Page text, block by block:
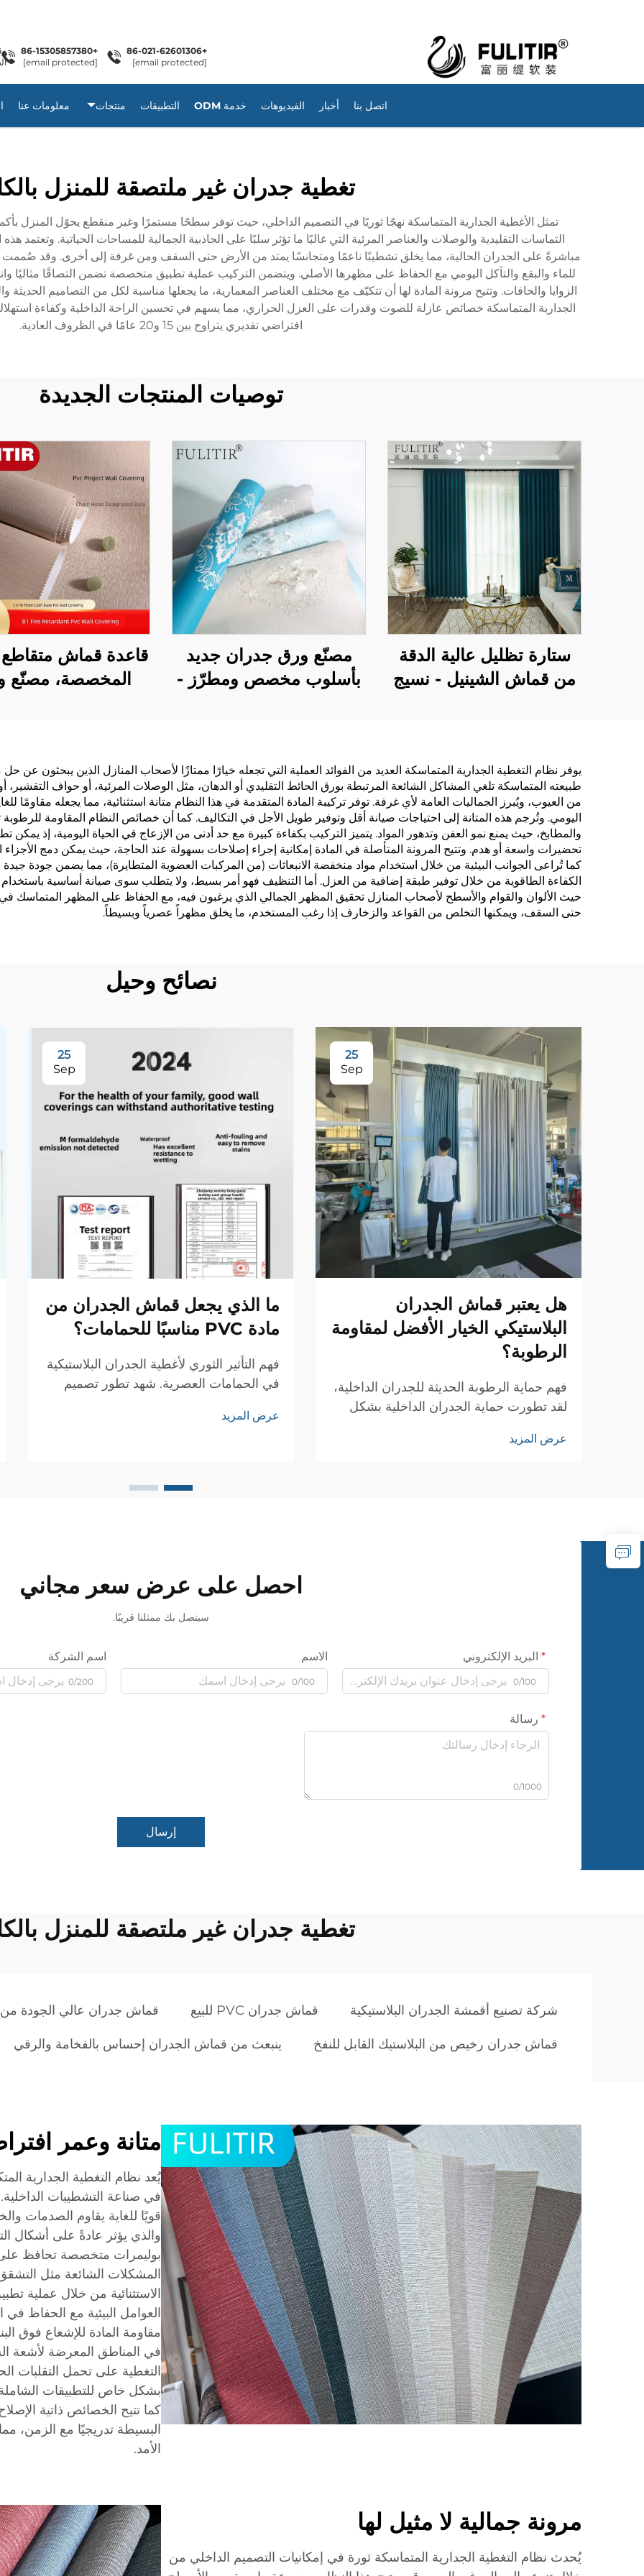
+86-021-62601306
[email protected]
+86-15305857380
[email protected]
معلومات عنا منتجات التطبيقات خدمة ODM الفيديوهات أخبار اتصل بنا
تغطية جدران غير ملتصقة للمنزل
تمثل الأغطية الجدارية المتماسكة نهجًا ثوريًا في التصميم الداخلي، حيث توفر سطحًا مستمرًا وغير منقطع يحوّل المنزل
التماسات التقليدية والوصلات والعناصر المرئية التي غالبًا ما تؤثر سلبًا على الجاذبية الجمالية للمساحات الحياتية. وتعتمد
مباشرةً على الجدران الحالية، مما يخلق تشطيبًا ناعمًا ومتجانسًا يمتد من الأرض حتى السقف ومن غرفة إلى أخرى. وقد صُممت
للماء والبقع والتآكل اليومي مع الحفاظ على مظهرها الأصلي. ويتضمن التركيب عملية تطبيق متخصصة تضمن التصاقًا مثاليًا
الزوايا والحافات. وتتيح مرونة المادة لها أن تتكيّف مع مختلف العناصر المعمارية، ما يجعلها مناسبة لكل من التصاميم الحديثة
الجدارية المتماسكة خصائص عازلة للصوت وقدرات على العزل الحراري، مما يسهم في تحسين الراحة الداخلية وكفاءة
افتراضي تقديري يتراوح بين 15 و20 عامًا في الظروف العادية.
توصيات المنتجات الجديدة
ستارة تظليل عالية الدقة
من قماش الشينيل - نسيج
لغرفة النوم وغرفة المعيشة
مصنّع ورق جدران جديد
بأسلوب مخصص ومطرّز -
وعالي الجودة ودقيق للغاية،
مناسب لخلفيات غرف
النوم وغرف المعيشة.
المخصصة، مصنّع
يوفر نظام التغطية الجدارية المتماسكة العديد من الفوائد العملية التي تجعله خيارًا ممتازًا لأصحاب المنازل الذين يبحثون
طبيعته المتماسكة تلغي المشاكل الشائعة المرتبطة بورق الحائط التقليدي أو الدهان، مثل الوصلات المرئية، أو حواف
من العيوب، ويُبرز الجماليات العامة لأي غرفة. توفر تركيبة المادة المتقدمة في هذا النظام متانة استثنائية، مما يجعله مقاومًا
اليومي. وتُرجم هذه المتانة إلى احتياجات صيانة أقل وتوفير طويل الأجل في التكاليف. كما أن خصائص النظام المقاومة للرطوبة
والمطابخ، حيث يمنع نمو العفن وتدهور المواد. يتميز التركيب بكفاءة كبيرة مع حد أدنى من الإزعاج في الحياة اليومية، إذ
تحضيرات واسعة أو هدم. وتتيح المرونة المتأصلة في المادة إمكانية إجراء إصلاحات بسهولة عند الحاجة، حيث يمكن دمج
كما تُراعى الجوانب البيئية من خلال استخدام مواد منخفضة الانبعاثات (من المركبات العضوية المتطايرة)، مما يضمن جودة
الكفاءة الطاقوية من خلال توفير طبقة إضافية من العزل. أما التنظيف فهو أمر بسيط، ولا يتطلب سوى صيانة أساسية باستخدام
حيث الألوان والقوام والأسطح لأصحاب المنازل تحقيق المظهر الجمالي الذي يرغبون فيه، مع الحفاظ على المظهر المتماسك
حتى السقف، ويمكنها التخلص من القواعد والزخارف إذا رغب المستخدم، ما يخلق مظهراً عصرياً وبسيطاً.
نصائح وحيل
25
Sep
هل يعتبر قماش الجدران
البلاستيكي الخيار الأفضل لمقاومة
الرطوبة؟
فهم حماية الرطوبة الحديثة للجدران الداخلية،
لقد تطورت حماية الجدران الداخلية بشكل
عرض المزيد
25
Sep
ما الذي يجعل قماش الجدران من
مادة PVC مناسبًا للحمامات؟
فهم التأثير الثوري لأغطية الجدران البلاستيكية
في الحمامات العصرية. شهد تطور تصميم
هي المواد التي أحدثت تأثيرًا كبيرًا مثل قماش
عرض المزيد
احصل على عرض سعر مجاني
سيتصل بك ممثلنا قريبًا.
البريد الإلكتروني
0/100
الاسم
0/100
اسم الشركة
0/200
رسالة
0/1000
إرسال
تغطية جدران غير ملتصقة للمنزل
شركة تصنيع أقمشة الجدران البلاستيكية قماش جدران PVC للبيع قماش جدران عالي الجودة من
قماش جدران رخيص من البلاستيك القابل للنفخ ينبعث من قماش الجدران إحساس بالفخامة والرقي
متانة وعمر
يُعد نظام التغطية الجدارية
في صناعة التشطيبات
قويًا للغاية يقاوم الصدمات
والذي يؤثر عادةً على أشكال
بوليمرات متخصصة تحافظ على
المشكلات الشائعة مثل التشقق
الاستثنائية من خلال عملية
العوامل البيئية مع الحفاظ
مقاومة المادة للإشعاع فوق
في المناطق المعرضة لأشعة
التغطية على تحمل التقلبات
بشكل خاص للتطبيقات الشاملة
كما تتيح الخصائص ذاتية
البسيطة تدريجيًا مع الزمن،
الأمد.
مرونة جمالية لا مثيل لها
يُحدث نظام التغطية الجدارية المتماسكة ثورة في إمكانيات التصميم الداخلي من